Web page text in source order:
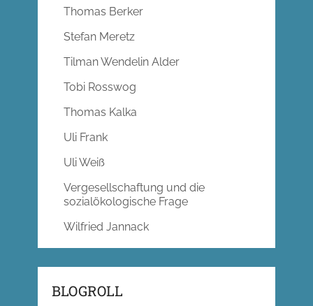
Thomas Berker
Stefan Meretz
Tilman Wendelin Alder
Tobi Rosswog
Thomas Kalka
Uli Frank
Uli Weiß
Vergesellschaftung und die
sozialökologische Frage
Wilfried Jannack
BLOGROLL